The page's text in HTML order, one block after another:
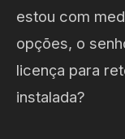
estou com
opções, o
licença para
instalada?